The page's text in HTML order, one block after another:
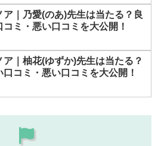
ア｜乃愛(のあ)先生は当たる？良
コミ・悪い口コミを大公開！
ア｜柚花(ゆずか)先生は当たる？
口コミ・悪い口コミを大公開！